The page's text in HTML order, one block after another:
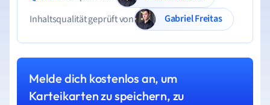
Inhaltsqualität geprüft von
Gabriel Freitas
Melde dich kostenlos an, um
Karteikarten zu speichern, zu